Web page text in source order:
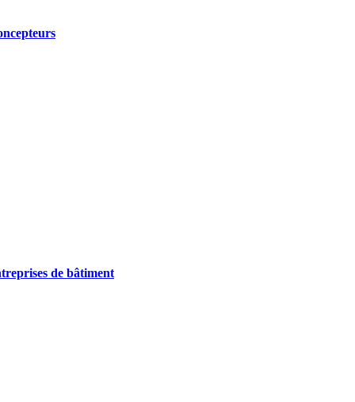
de bâtiment